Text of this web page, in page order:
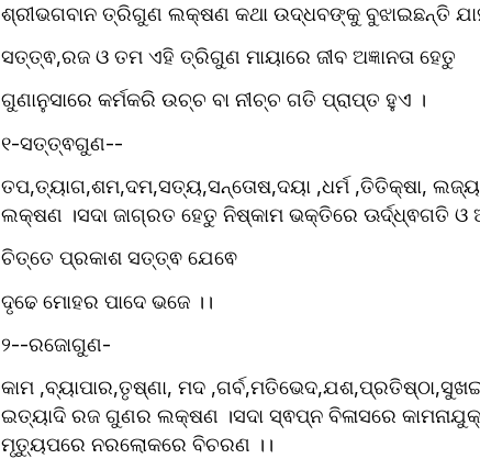
ଶ୍ରୀଭଗବାନ ତ୍ରିଗୁଣ ଲକ୍ଷଣ କଥା ଉଦ୍ଧବଙ୍କୁ ବୁଝାଇଛନ୍ତି
ସତ୍ତ୍ଵ,ରଜ ଓ ତମ ଏହି ତ୍ରିଗୁଣ ମାୟାରେ ଜୀବ ଅଜ୍ଞାନତା ହେତୁ
ଗୁଣାନୁସାରେ କର୍ମକରି ଉଚ୍ଚ ବା ନୀଚ୍ଚ ଗତି ପ୍ରାପ୍ତ ହୁଏ ।
୧-ସତ୍ତ୍ଵଗୁଣ--
ତପ,ତ୍ୟାଗ,ଶମ,ଦମ,ସତ୍ୟ,ସନ୍ତୋଷ,ଦୟା ,ଧର୍ମ ,ତିତିକ୍ଷା,
ଲକ୍ଷଣ ।ସଦା ଜାଗ୍ରତ ହେତୁ ନିଷ୍କାମ ଭକ୍ତିରେ ଊର୍ଦ୍ଧ୍ଵଗତି ଓ
ଚିତ୍ତେ ପ୍ରକାଶ ସତ୍ତ୍ଵ ଯେଵେ
ଦୃଢେ ମୋହର ପାଦେ ଭଜେ ।।
୨--ରଜୋଗୁଣ-
କାମ ,ବ୍ୟାପାର,ତୃଷ୍ଣା, ମଦ
ଇତ୍ୟାଦି ରଜ ଗୁଣର ଲକ୍ଷଣ ।ସଦା ସ୍ଵପ୍ନ ବିଳାସରେ
ମୃତ୍ୟୁପରେ ନରଲୋକରେ ବିଚରଣ ।।